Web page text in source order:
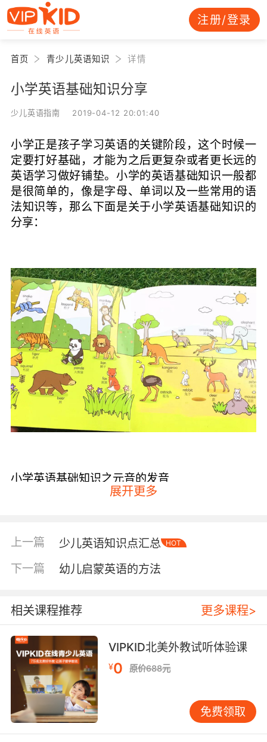
注册/登录
首页 青少儿英语知识 详情
小学英语基础知识分享
少儿英语指南 2019-04-12 20:01:40
小学正是孩子学习英语的关键阶段，这个时候一
定要打好基础，才能为之后更复杂或者更长远的
英语学习做好铺垫。小学的英语基础知识一般都
是很简单的，像是字母、单词以及一些常用的语
法知识等，那么下面是关于小学英语基础知识的
分享：
小学英语基础知识之元音的发音
[æ]，中元音有[ɜ:]-[ə]，以及后元音[ɑ:]-[ɒ]-
[ɔ:]-[u :]-[ʊ]-[ʌ]等，也包括8个双元音：合口双
元音有[ai]、[ei]、[au]、[əu]以及[ɔi]，集中双元
小学英语基础知识之名词的格式
有生命名东西的名词所有格式：一是在单词后面
加’s ，比如Lucy’s rule意思就是Lucy的尺子，二
是以s结尾的复数名词后面加’，比如his
friends’bags意思就是他朋友的包包，三是不以s
结尾的复述名词后面加’s，比如children’s shoes
展开更多
上一篇 少儿英语知识点汇总 HOT
下一篇 幼儿启蒙英语的方法
相关课程推荐 更多课程>
VIPKID北美外教试听体验课
¥0 原价688元
免费领取